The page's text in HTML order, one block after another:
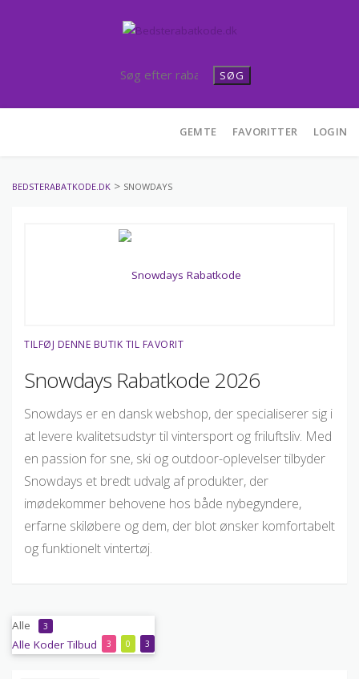
SØG
GEMTE FAVORITTER LOGIN
BEDSTERABATKODE.DK > SNOWDAYS
TILFØJ DENNE BUTIK TIL FAVORIT
Snowdays Rabatkode 2026
Snowdays er en dansk webshop, der specialiserer sig i
at levere kvalitetsudstyr til vintersport og friluftsliv. Med
en passion for sne, ski og outdoor-oplevelser tilbyder
Snowdays et bredt udvalg af produkter, der
imødekommer behovene hos både nybegyndere,
erfarne skiløbere og dem, der blot ønsker komfortabelt
og funktionelt vintertøj.
Alle 3
Alle 3
Koder 0
Tilbud 3